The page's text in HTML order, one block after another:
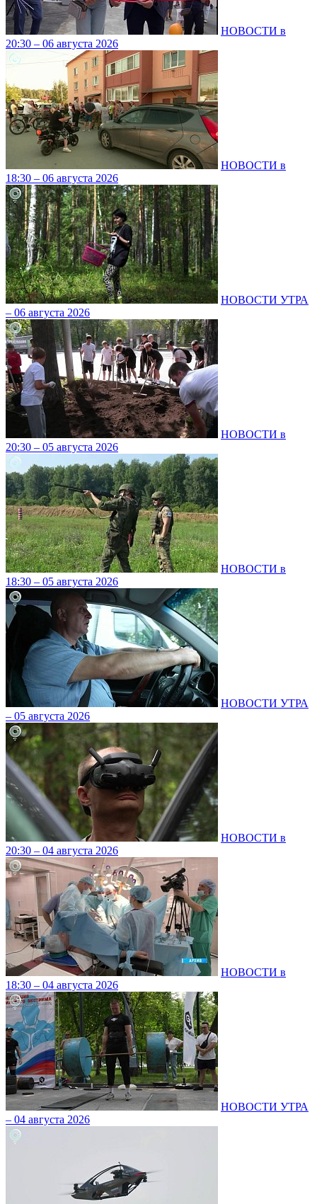
НОВОСТИ в
20:30 – 06 августа 2026
НОВОСТИ в
18:30 – 06 августа 2026
НОВОСТИ УТРА
– 06 августа 2026
НОВОСТИ в
20:30 – 05 августа 2026
НОВОСТИ в
18:30 – 05 августа 2026
НОВОСТИ УТРА
– 05 августа 2026
НОВОСТИ в
20:30 – 04 августа 2026
НОВОСТИ в
18:30 – 04 августа 2026
НОВОСТИ УТРА
– 04 августа 2026